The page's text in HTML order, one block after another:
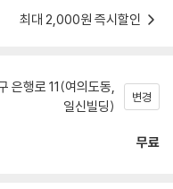
최대 2,000원 즉시할인
은행로 11(여의도동,
일신빌딩)
변경
무료